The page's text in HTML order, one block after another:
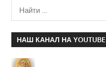
НАШ КАНАЛ НА YOUTUBE